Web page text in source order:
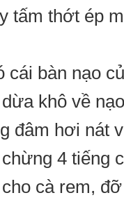
tấm thớt ép
cái bàn nạo
khô về
đâm hơi nát
4 tiếng
cà rem,